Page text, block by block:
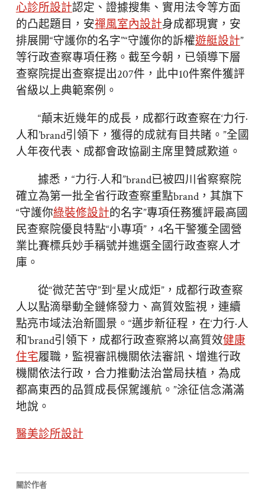
心診所設計認定、證據搜集、實用法令等方面
的凸起題目，安禪風室內設計身成都現實，安
排展開“守護你的名字”“守護你的訴權遊艇設計”
等行政查察專項任務。截至今朝，已領導下層
查察院提出查察提出207件，此中10件案件獲評
省級以上典範案例。
“顛末近幾年的成長，成都行政查察在‘力行·
人和’brand引領下，獲得的成就有目共睹。”全國
人年夜代表、成都會政協副主席里贊感歎道。
據悉，“力行·人和”brand已被四川省察察院
確立為第一批全省行政查察重點brand，其旗下
“守護你綠裝修設計的名字”專項任務獲評最高國
民查察院優良特點“小專項”，4名干警獲全國營
業比賽標兵妙手稱號并進選全國行政查察人才
庫。
從“微茫苦守”到“星火成炬”，成都行政查察
人以點滴舉動全鏈條發力、高質效監視，連續
點亮市域法治新圖景。“邁步新征程，在‘力行·人
和’brand引領下，成都行政查察將以高質效健康
住宅履職，監視審訊機關依法審訊、增進行政
機關依法行政，合力推動法治當局扶植，為成
都高東西的品質成長保駕護航。”涂征信念滿滿
地說。
醫美診所設計
關於作者